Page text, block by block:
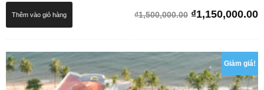
₫1,500,000.00 Giá
₫1,500,000.00.
₫1,150,000.00
Thêm vào giỏ hàng
Giảm giá!